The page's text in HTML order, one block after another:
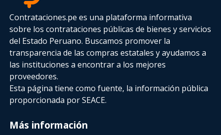
Contrataciones.pe es una plataforma informativa
sobre los contrataciones públicas de bienes y servicios
del Estado Peruano. Buscamos promover la
transparencia de las compras estatalesy ayudamos a
las instituciones a encontrar a los mejores
proveedores.
Esta página tiene como fuente, la información pública
proporcionada por SEACE.
Más información